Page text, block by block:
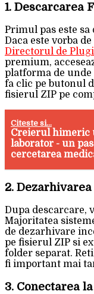
1. Descarcarea
Primul pas este
Daca este vorba
Directorul de
premium,
platforma de
fa clic pe butonul
fisierul ZIP pe
Citeste si...
Creierul himeric
laborator - un
cercetarea
2.
Dupa descarcare,
Majoritatea
de dezarhivare
pe fisierul ZIP si
folder separat.
fi important mai
3. Conectarea